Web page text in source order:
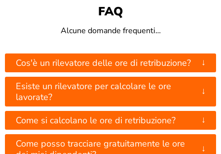
FAQ
Alcune domande frequenti…
Cos'è un rilevatore delle ore di retribuzione? ↓
Esiste un rilevatore per calcolare le ore
lavorate?
↓
Come si calcolano le ore di retribuzione? ↓
Come posso tracciare gratuitamente le ore
↓